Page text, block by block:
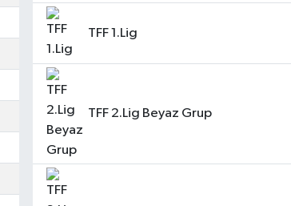
TFF 1.Lig
TFF 2.Lig Beyaz Grup